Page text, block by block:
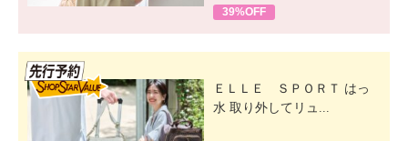
39%OFF
ＥＬＬＥ ＳＰＯＲＴ はっ
水 取り外してリュ...